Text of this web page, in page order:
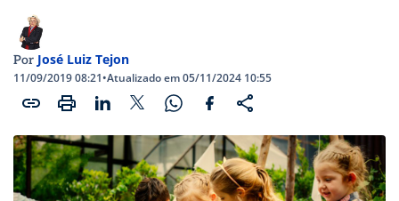
Por José Luiz Tejon
11/09/2019 08:21•Atualizado em 05/11/2024 10:55